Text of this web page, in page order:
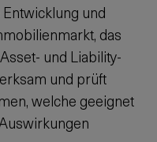
und
das
und Liability-
und prüft
welche geeignet